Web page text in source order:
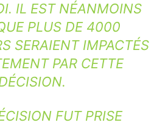
IL EST NÉANMOINS
PLUS DE 4000
SERAIENT IMPACTÉS
PAR CETTE
FUT PRISE